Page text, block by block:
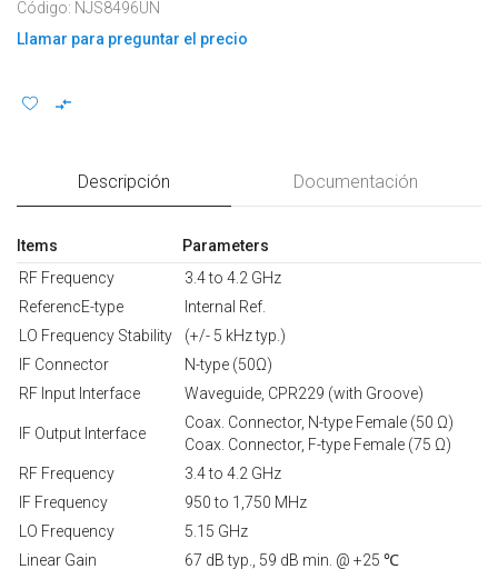
Código: NJS8496UN
Llamar para preguntar el precio
Descripción Documentación
Items
Parameters
RF Frequency
3.4 to 4.2 GHz
ReferencE-type
Internal Ref.
LO Frequency Stability
(+/- 5 kHz typ.)
IF Connector
N-type (50Ω)
RF Input Interface
Waveguide, CPR229 (with Groove)
IF Output Interface
Coax. Connector, N-type Female (50 Ω)
Coax. Connector, F-type Female (75 Ω)
RF Frequency
3.4 to 4.2 GHz
IF Frequency
950 to 1,750 MHz
LO Frequency
5.15 GHz
Linear Gain
67 dB typ., 59 dB min. @ +25 ℃